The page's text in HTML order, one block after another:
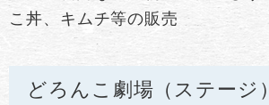
こ丼、キムチ等の販売
どろんこ劇場（ステージ）